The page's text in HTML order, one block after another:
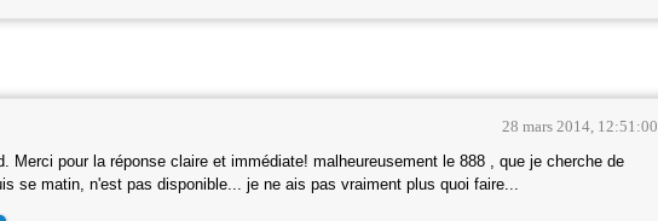
28 mars 2014, 12:51:00
Merci pour la réponse claire et immédiate! malheureusement le 888 , que je cherche de
se matin, n'est pas disponible... je ne ais pas vraiment plus quoi faire...